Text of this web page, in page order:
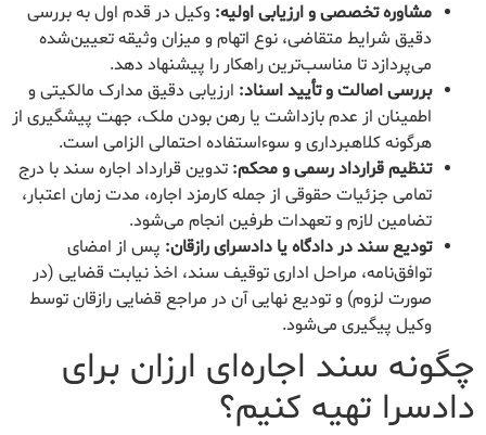
مشاوره تخصصی و ارزیابی اولیه: وکیل در قدم اول به بررسی
دقیق شرایط متقاضی، نوع اتهام و میزان وثیقه تعیین‌شده
می‌پردازد تا مناسب‌ترین راهکار را پیشنهاد دهد.
بررسی اصالت و تأیید اسناد: ارزیابی دقیق مدارک مالکیتی و
اطمینان از عدم بازداشت یا رهن بودن ملک، جهت پیشگیری از
هرگونه کلاهبرداری و سوءاستفاده احتمالی الزامی است.
تنظیم قرارداد رسمی و محکم: تدوین قرارداد اجاره سند با درج
تمامی جزئیات حقوقی از جمله کارمزد اجاره، مدت زمان اعتبار،
تضامین لازم و تعهدات طرفین انجام می‌شود.
تودیع سند در دادگاه یا دادسرای رازقان: پس از امضای
توافق‌نامه، مراحل اداری توقیف سند، اخذ نیابت قضایی (در
صورت لزوم) و تودیع نهایی آن در مراجع قضایی رازقان توسط
وکیل پیگیری می‌شود.
چگونه سند اجاره‌ای ارزان برای
دادسرا تهیه کنیم؟